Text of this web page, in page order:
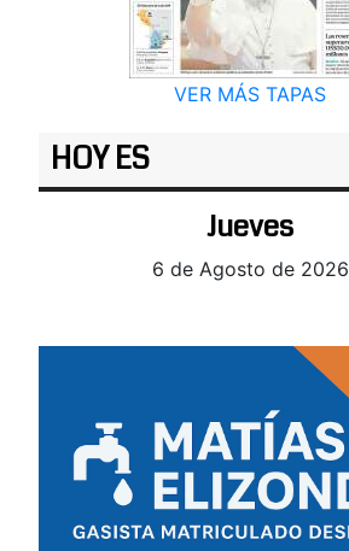
VER MÁS TAPAS
HOY ES
Jueves
6 de Agosto de 2026